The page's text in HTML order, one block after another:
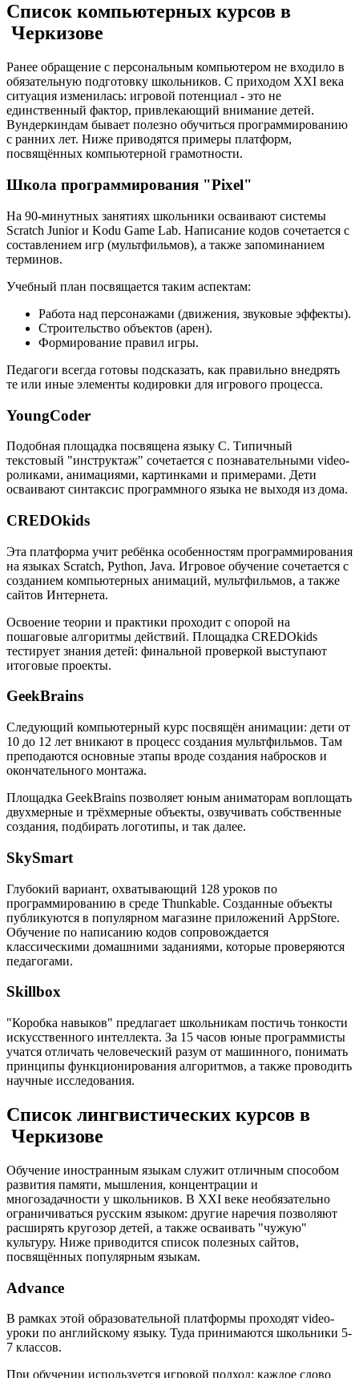
Список компьютерных курсов в
Черкизове
Ранее обращение с персональным компьютером не входило в
обязательную подготовку школьников. С приходом XXI века
ситуация изменилась: игровой потенциал - это не
единственный фактор, привлекающий внимание детей.
Вундеркиндам бывает полезно обучиться программированию
с ранних лет. Ниже приводятся примеры платформ,
посвящённых компьютерной грамотности.
Школа программирования "Pixel"
На 90-минутных занятиях школьники осваивают системы
Scratch Junior и Kodu Game Lab. Написание кодов сочетается с
составлением игр (мультфильмов), а также запоминанием
терминов.
Учебный план посвящается таким аспектам:
Работа над персонажами (движения, звуковые эффекты).
Строительство объектов (арен).
Формирование правил игры.
Педагоги всегда готовы подсказать, как правильно внедрять
те или иные элементы кодировки для игрового процесса.
YoungCoder
Подобная площадка посвящена языку C. Типичный
текстовый "инструктаж" сочетается с познавательными video-
роликами, анимациями, картинками и примерами. Дети
осваивают синтаксис программного языка не выходя из дома.
CREDOkids
Эта платформа учит ребёнка особенностям программирования
на языках Scratch, Python, Java. Игровое обучение сочетается с
созданием компьютерных анимаций, мультфильмов, а также
сайтов Интернета.
Освоение теории и практики проходит с опорой на
пошаговые алгоритмы действий. Площадка CREDOkids
тестирует знания детей: финальной проверкой выступают
итоговые проекты.
GeekBrains
Следующий компьютерный курс посвящён анимации: дети от
10 до 12 лет вникают в процесс создания мультфильмов. Там
преподаются основные этапы вроде создания набросков и
окончательного монтажа.
Площадка GeekBrains позволяет юным аниматорам воплощать
двухмерные и трёхмерные объекты, озвучивать собственные
создания, подбирать логотипы, и так далее.
SkySmart
Глубокий вариант, охватывающий 128 уроков по
программированию в среде Thunkable. Созданные объекты
публикуются в популярном магазине приложений AppStore.
Обучение по написанию кодов сопровождается
классическими домашними заданиями, которые проверяются
педагогами.
Skillbox
"Коробка навыков" предлагает школьникам постичь тонкости
искусственного интеллекта. За 15 часов юные программисты
учатся отличать человеческий разум от машинного, понимать
принципы функционирования алгоритмов, а также проводить
научные исследования.
Список лингвистических курсов в
Черкизове
Обучение иностранным языкам служит отличным способом
развития памяти, мышления, концентрации и
многозадачности у школьников. В XXI веке необязательно
ограничиваться русским языком: другие наречия позволяют
расширять кругозор детей, а также осваивать "чужую"
культуру. Ниже приводится список полезных сайтов,
посвящённых популярным языкам.
Advance
В рамках этой образовательной платформы проходят video-
уроки по английскому языку. Туда принимаются школьники 5-
7 классов.
При обучении используется игровой подход: каждое слово